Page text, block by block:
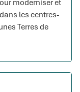
moderniser et
les centres-
Terres de